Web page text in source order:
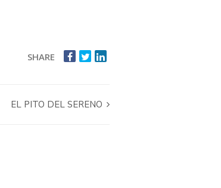
SHARE
EL PITO DEL SERENO